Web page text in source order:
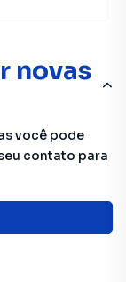
novas
você pode
contato para